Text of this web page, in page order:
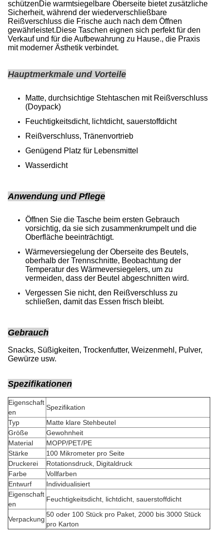
schützenDie warmtsiegelbare Oberseite bietet zusätzliche
Sicherheit, während der wiederverschließbare
Reißverschluss die Frische auch nach dem Öffnen
gewährleistet.Diese Taschen eignen sich perfekt für den
Verkauf und für die Aufbewahrung zu Hause., die Praxis
mit moderner Ästhetik verbindet.
Hauptmerkmale und Vorteile
Matte, durchsichtige Stehtaschen mit Reißverschluss
(Doypack)
Feuchtigkeitsdicht, lichtdicht, sauerstoffdicht
Reißverschluss, Tränenvortrieb
Genügend Platz für Lebensmittel
Wasserdicht
Anwendung und Pflege
Öffnen Sie die Tasche beim ersten Gebrauch
vorsichtig, da sie sich zusammenkrumpelt und die
Oberfläche beeinträchtigt.
Wärmeversiegelung der Oberseite des Beutels,
oberhalb der Trennschnitte, Beobachtung der
Temperatur des Wärmeversiegelers, um zu
vermeiden, dass der Beutel abgeschnitten wird.
Vergessen Sie nicht, den Reißverschluss zu
schließen, damit das Essen frisch bleibt.
Gebrauch
Snacks, Süßigkeiten, Trockenfutter, Weizenmehl, Pulver,
Gewürze usw.
Spezifikationen
Eigenschaft
en
Spezifikation
Typ
Matte klare Stehbeutel
Größe
Gewohnheit
Material
MOPP/PET/PE
Stärke
100 Mikrometer pro Seite
Druckerei
Rotationsdruck, Digitaldruck
Farbe
Vollfarben
Entwurf
Individualisiert
Eigenschaft
en
Feuchtigkeitsdicht, lichtdicht, sauerstoffdicht
Verpackung
50 oder 100 Stück pro Paket, 2000 bis 3000 Stück
pro Karton